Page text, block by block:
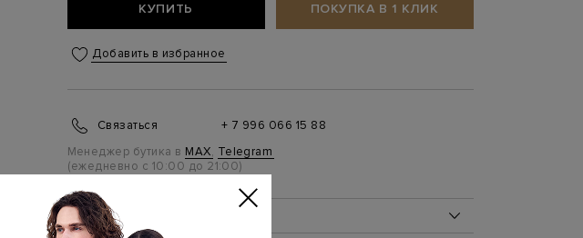
КУПИТЬ ПОКУПКА В 1 КЛИК
Добавить в избранное
Связаться
+ 7 996 066 15 88
Менеджер бутика в MAX, Telegram
(ежедневно с 10:00 до 21:00)
ИНФОРМАЦИЯ ОБ ИЗДЕЛИИ